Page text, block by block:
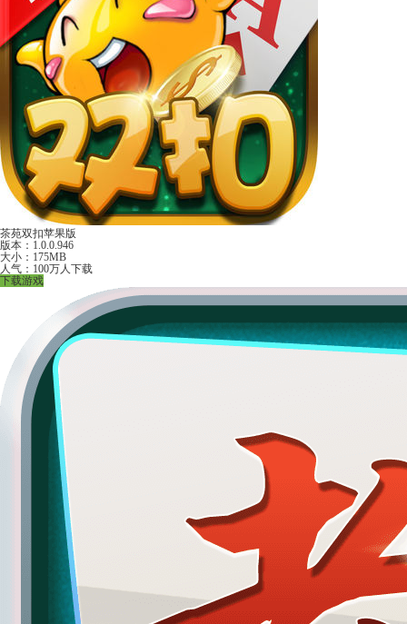
茶苑双扣苹果版
版本：1.0.0.946
大小：175MB
人气：100万人下载
下载游戏